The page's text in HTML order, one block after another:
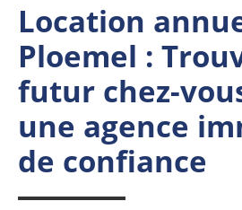
Location
Ploemel :
futur chez-
une agence
de confiance